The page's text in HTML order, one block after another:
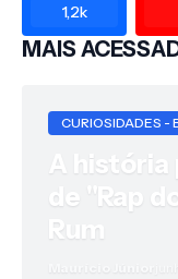
1,2k
MAIS
CURIOSIDADES -
A
de "Rap
Rum